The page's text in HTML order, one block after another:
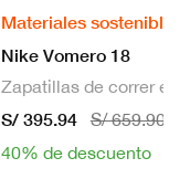
Materiales sostenibles
Nike Vomero 18
S/ 395.94
S/ 659.90
40% de descuento